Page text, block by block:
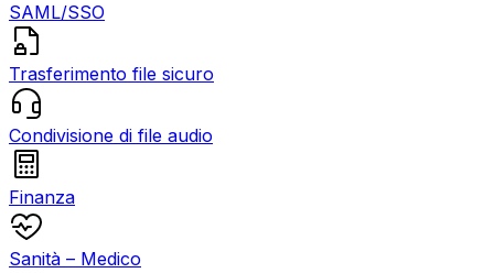
SAML/SSO
Trasferimento file sicuro
Condivisione di file audio
Finanza
Sanità – Medico